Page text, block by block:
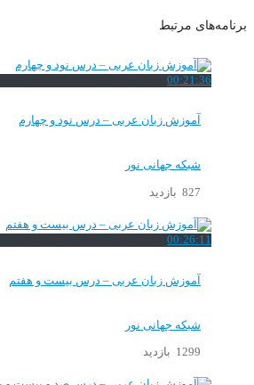
برنامه‌های مرتبط
00:21:36
آموزش زبان عربی – درس نود و چهارم
شبکه جهانی نور
827 بازدید
00:26:11
آموزش زبان عربی – درس بیست و هفتم
شبکه جهانی نور
1299 بازدید